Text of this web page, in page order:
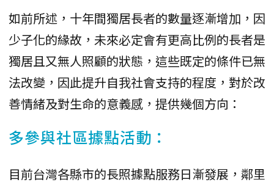
如前所述，十年間獨居長者的數量逐漸增加，因
少子化的緣故，未來必定會有更高比例的長者是
獨居且又無人照顧的狀態，這些既定的條件已無
法改變，因此提升自我社會支持的程度，對於改
善情緒及對生命的意義感，提供幾個方向：
多參與社區據點活動：
目前台灣各縣市的長照據點服務日漸發展，鄰里